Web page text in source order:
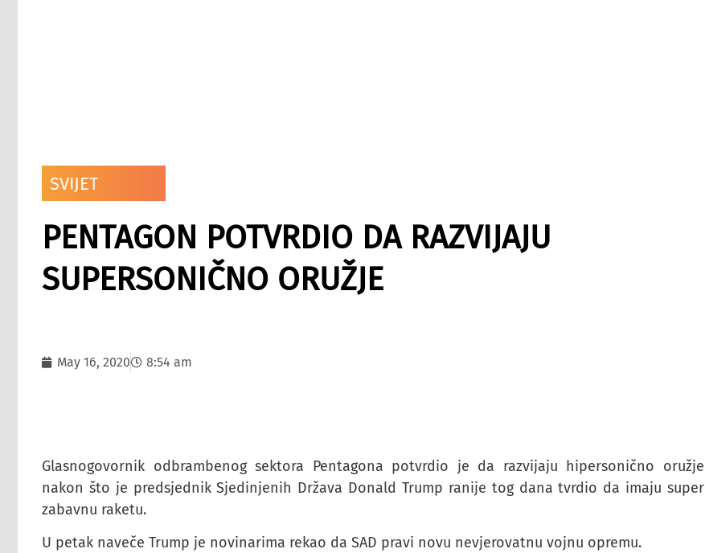
SVIJET
PENTAGON POTVRDIO DA RAZVIJAJU
SUPERSONIČNO ORUŽJE
May 16, 2020 8:54 am
Glasnogovornik odbrambenog sektora Pentagona potvrdio je da razvijaju hipersonično oružje
nakon što je predsjednik Sjedinjenih Država Donald Trump ranije tog dana tvrdio da imaju super
zabavnu raketu.
U petak naveče Trump je novinarima rekao da SAD pravi novu nevjerovatnu vojnu opremu.